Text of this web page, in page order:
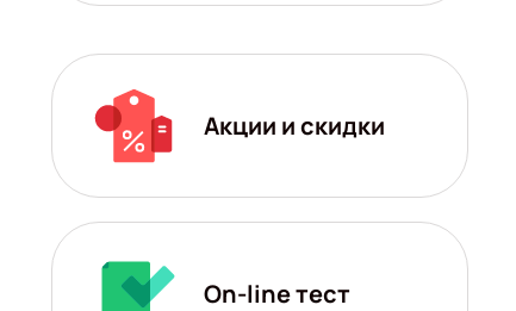
Акции и скидки
On-line тест